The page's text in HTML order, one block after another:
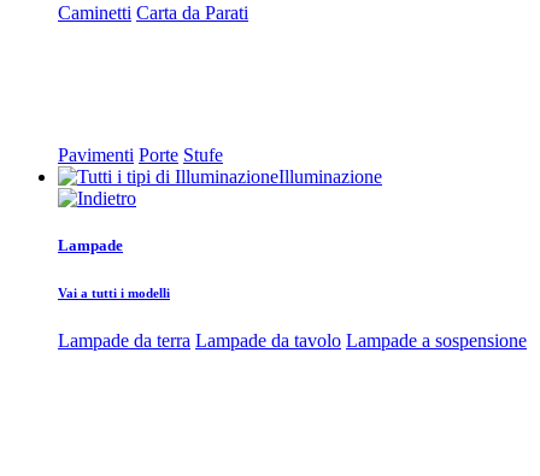
Caminetti Carta da Parati
Pavimenti Porte Stufe
Illuminazione
Lampade
Vai a tutti i modelli
Lampade da terra Lampade da tavolo Lampade a sospensione